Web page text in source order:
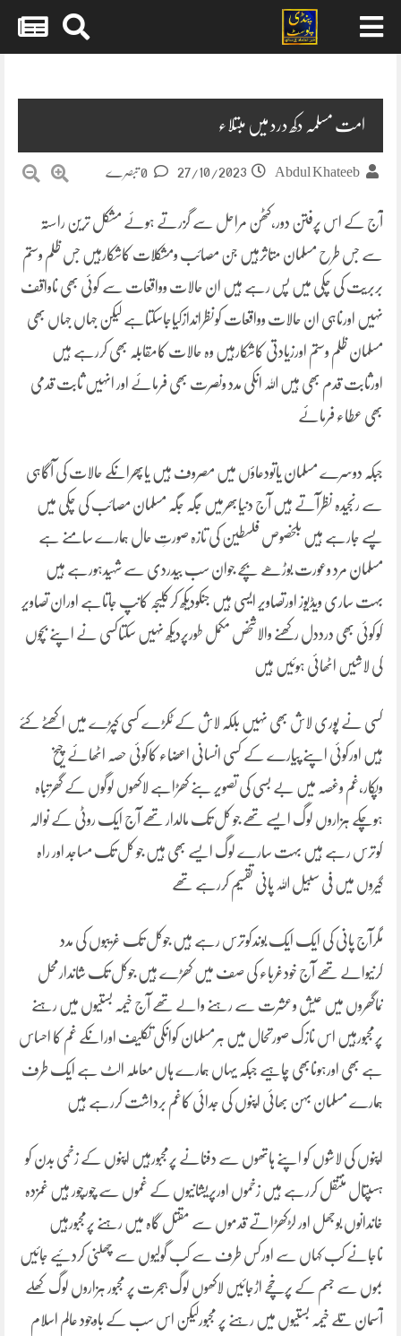
امت مسلمہ دکھ درد میں مبتلاء
Abdul Khateeb
27/10/2023
آج کے اس پرفتن دور،کٹھن مراحل سے گزرتے ہوئے مشکل ترین راستہ
سے جس طرح مسلمان متاثرہیں جن مصائب ومشکلات کاشکارہیں جس ظلم وستم
بربریت کی چکی میں پس رہے ہیں ان حالات وواقعات سے کوئی بھی ناواقف
نہیں اورناہی ان حالات وواقعات کونظراندازکیاجاسکتاہے لیکن جہاں جہاں بھی
مسلمان ظلم وستم اورزیادتی کاشکارہیں وہ حالات کامقابلہ بھی کررہے ہیں
اورثابت قدم بھی ہیں اللہ انکی مدد ونصرت بھی فرمائے اور انہیں ثابت قدمی
بھی عطاء فرمائے
جبکہ دوسرے مسلمان یاتودعاؤں میں مصروف ہیں یاپھرانکے حالات کی آگاہی
سے رنجیدہ نظرآتے ہیں آج دنیابھرمیں جگہ جگہ مسلمان مصائب کی چکی میں
پسے جارہے ہیں بلخصوص فلسطین کی تازہ صورتِ حال ہمارے سامنے ہے
مسلمان مرد وعورت بوڑھے بچے جوان سب بیدردی سے شہیدہورہے ہیں
بہت ساری ویڈیوز اورتصاویر ایسی ہیں جنکودیکھ کرکلیجہ کانپ جاتاہے اوران تصاویر
کوکوئی بھی درددل رکھنے والاشخص مکمل طورپردیکھ نہیں سکتاکسی نے اپنے بچوں
کی لاشیں اٹھائی ہوئیں ہیں
کسی نے پوری لاش بھی نہیں بلکہ لاش کے ٹکڑے کسی کپڑے میں اکھٹے کئے
ہیں اورکوئی اپنے پیارے کے کسی انسانی اعضاء کاکوئی حصہ اٹھائے چیخ
وپکار،غم وغصہ میں بے بسی کی تصویر بنے کھڑاہے لاکھوں لوگوں کے گھرتباہ
ہوچکے ہزاروں لوگ ایسے تھے جو کل تک مالدار تھے آج ایک روٹی کے نوالہ
کوترس رہے ہیں بہت سارے لوگ ایسے بھی ہیں جو کل تک مساجد اور راہ
گیروں میں فی سبیل اللہ پانی تقسیم کررہے تھے
مگرآج پانی کی ایک ایک بوندکوترس رہے ہیں جوکل تک غریبوں کی مدد
کرنیوالے تھے آج خودغرباء کی صف میں کھڑے ہیں جوکل تک شاندارمحل
نماگھروں میں عیش وعشرت سے رہنے والے تھے آج خیمہ بستیوں میں رہنے
پرمجبورہیں اس نازک صورتحال میں ہرمسلمان کوانکی تکلیف اورانکے غم کا احساس
ہے بھی اورہونابھی چاہیے جبکہ یہاں ہمارے ہاں معاملہ الٹ ہے ایک طرف
ہمارے مسلمان بہن بھائی اپنوں کی جدائی کاغم برداشت کررہے ہیں
اپنوں کی لاشوں کو اپنے ہاتھوں سے دفنانے پرمجبورہیں اپنوں کے زخمی بدن کو
ہسپتال منتقل کررہے ہیں زخموں اورپریشانیوں کے غموں سے چورچور ہیں غمزدہ
خاندانوں بوجھل اور لڑکھڑاتے قدموں سے مقتل گاہ میں رہنے پرمجبورہیں
ناجانے کب کہاں سے اورکس طرف سے کب گولیوں سے چھلنی کردئیے جائیں
بموں سے جسم کے پرخچے اڑجائیں لاکھوں لوگ ہجرت پر مجبور ہزاروں لوگ کھلے
آسمان تلے خیمہ بستیوں میں رہنے پر مجبورلیکن اس سب کے باوجود عالم اسلام